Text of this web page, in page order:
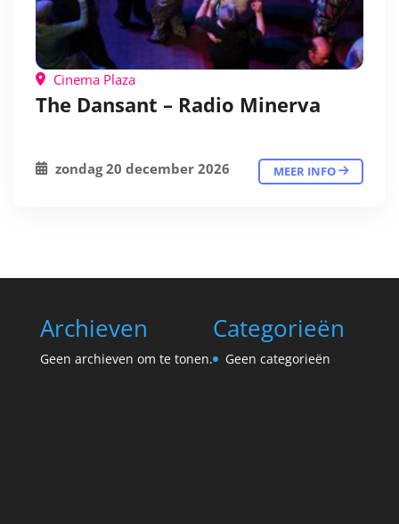
Cinema Plaza
The Dansant – Radio Minerva
zondag 20 december 2026 MEER INFO
Archieven
Geen archieven om te tonen.
Categorieën
Geen categorieën